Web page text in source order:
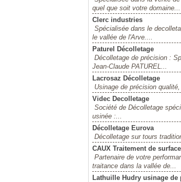
quel que soit votre domaine...
Clerc industries
Spécialisée dans le
le vallée de l'Arve....
Paturel Décolletage
Décolletage de précision :
Jean-Claude PATUREL...
Lacrosaz Décolletage
Usinage de précision
Videc Decolletage
Société de Décolletage
usinée :...
Décolletage Eurova
Décolletage sur tours
CAUX Traitement de surface
Partenaire de votre
traitance dans la vallée de...
Lathuille Hudry usinage